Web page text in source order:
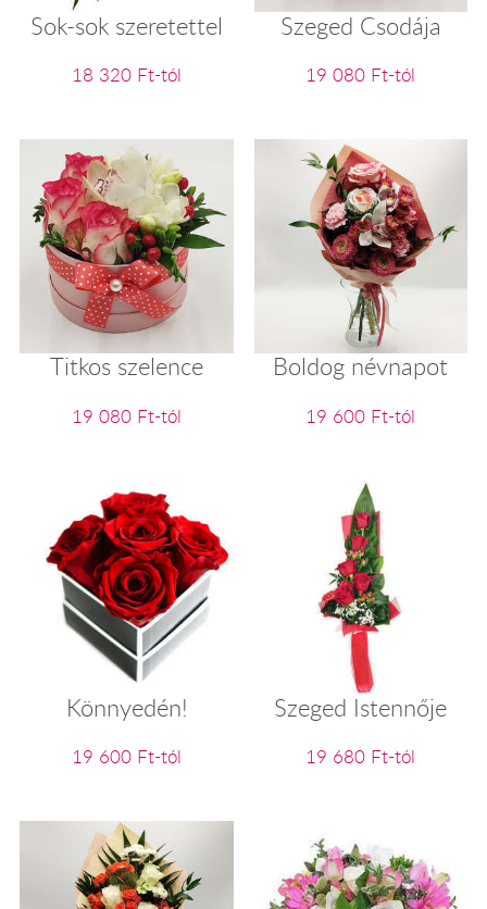
Sok-sok szeretettel
18 320 Ft-tól
Szeged Csodája
19 080 Ft-tól
Titkos szelence
19 080 Ft-tól
Boldog névnapot
19 600 Ft-tól
Könnyedén!
19 600 Ft-tól
Szeged Istennője
19 680 Ft-tól